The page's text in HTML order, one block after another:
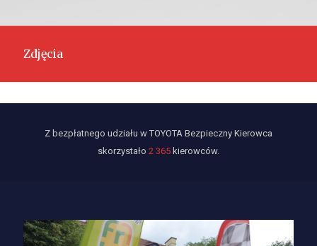
Zdjęcia
Z bezpłatnego udziału w TOYOTA Bezpieczny Kierowca
skorzystało 2 365 kierowców.